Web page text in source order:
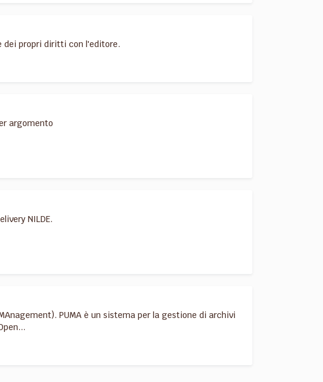
propri diritti con l'editore.
argomento
NILDE.
PUMA è un sistema per la gestione di archivi